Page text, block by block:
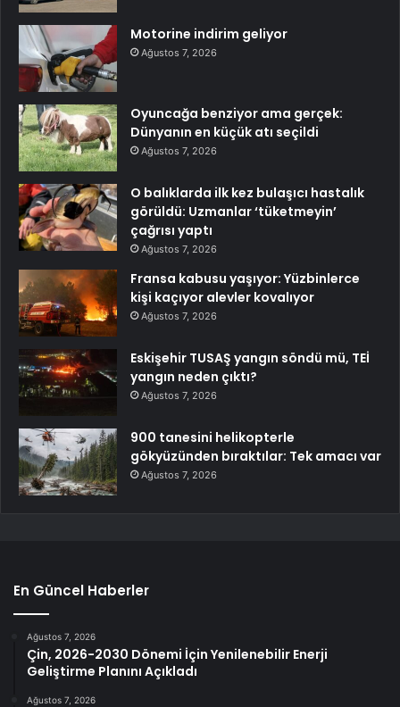
Motorine indirim geliyor
Ağustos 7, 2026
Oyuncağa benziyor ama gerçek:
Dünyanın en küçük atı seçildi
Ağustos 7, 2026
O balıklarda ilk kez bulaşıcı hastalık
görüldü: Uzmanlar ‘tüketmeyin’
çağrısı yaptı
Ağustos 7, 2026
Fransa kabusu yaşıyor: Yüzbinlerce
kişi kaçıyor alevler kovalıyor
Ağustos 7, 2026
Eskişehir TUSAŞ yangın söndü mü, TEİ
yangın neden çıktı?
Ağustos 7, 2026
900 tanesini helikopterle
gökyüzünden bıraktılar: Tek amacı var
Ağustos 7, 2026
En Güncel Haberler
Ağustos 7, 2026
Çin, 2026-2030 Dönemi İçin Yenilenebilir Enerji
Geliştirme Planını Açıkladı
Ağustos 7, 2026